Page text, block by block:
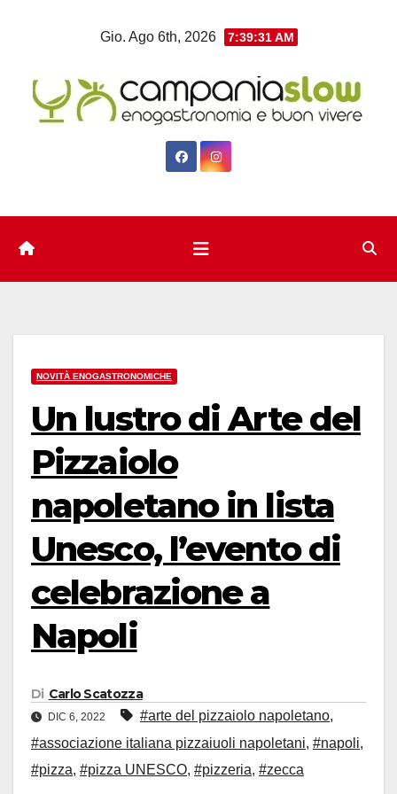
Gio. Ago 6th, 2026 7:39:32 AM
NOVITÀ ENOGASTRONOMICHE
Un lustro di Arte del
Pizzaiolo
napoletano in lista
Unesco, l’evento di
celebrazione a
Napoli
Di Carlo Scatozza
DIC 6, 2022 #arte del pizzaiolo napoletano,
#associazione italiana pizzaiuoli napoletani, #napoli,
#pizza, #pizza UNESCO, #pizzeria, #zecca